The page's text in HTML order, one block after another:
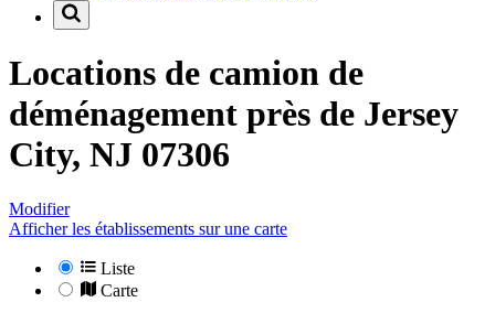
Locations de camion de
déménagement près de Jersey
City, NJ 07306
Modifier
Afficher les établissements sur une carte
Liste
Carte